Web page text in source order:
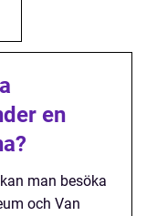
en
man besöka
och Van